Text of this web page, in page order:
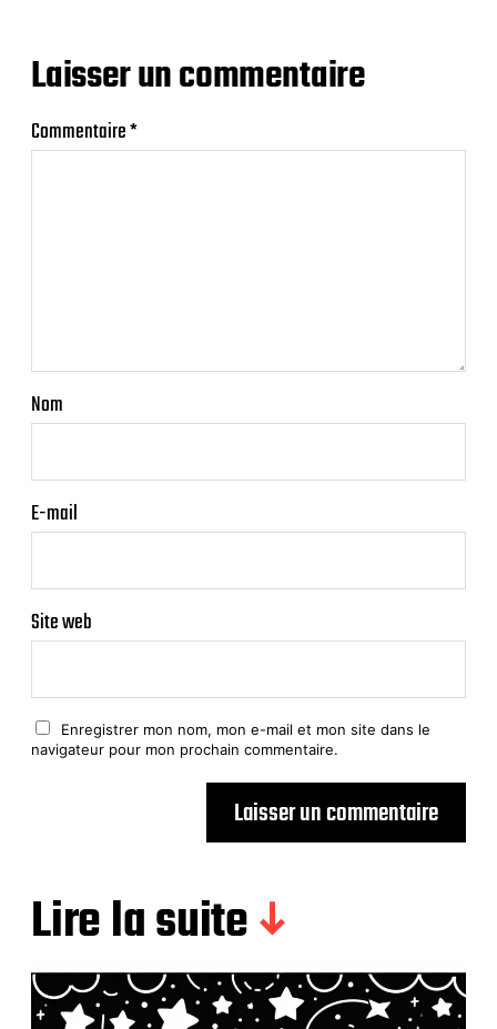
Laisser un commentaire
Commentaire*
Nom
E-mail
Site web
Enregistrer mon nom, mon e-mail et mon site dans le
navigateur pour mon prochain commentaire.
Lire la suite